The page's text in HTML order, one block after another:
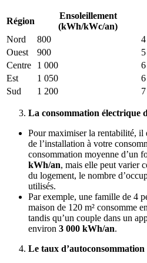
Région
Ensoleillement
(kWh/kWc/an)
Nord
800
Ouest
900
Centre
1 000
Est
1 050
Sud
1 200
La consommation électrique
Pour maximiser la rentabilité, il
de l’installation à votre
consommation moyenne d’un
kWh/an, mais elle peut varier
du logement, le nombre
utilisés.
Par exemple, une famille de 4
maison de 120 m² consomme
tandis qu’un couple dans un
environ 3 000 kWh/an.
Le taux d’autoconsommation